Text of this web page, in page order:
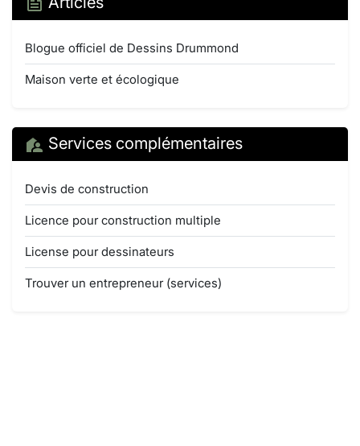
Blogue officiel de Dessins Drummond
Maison verte et écologique
Services complémentaires
Devis de construction
Licence pour construction multiple
License pour dessinateurs
Trouver un entrepreneur (services)